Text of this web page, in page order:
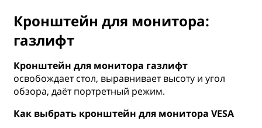
Кронштейн для монитора:
газлифт
Кронштейн для монитора газлифт
освобождает стол, выравнивает высоту и угол
обзора, даёт портретный режим.
Как выбрать кронштейн для монитора VESA